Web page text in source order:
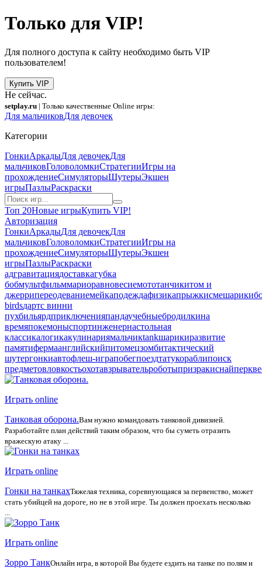
Только для VIP!
Для полного доступа к сайту необходимо быть VIP
пользователем!
Купить VIP
Не сейчас.
setplay.ru | Только качественные Online игры:
Для мальчиковДля девочек
Категории
ГонкиАркадыДля девочекДля
мальчиковГоловоломкиСтратегииИгры на
прохождениеСимуляторыШутерыЭкшен
игрыПазлыРаскраски
Топ 20Новые игрыКупить VIP!
Авторизация
ГонкиАркадыДля девочекДля
мальчиковГоловоломкиСтратегииИгры на
прохождениеСимуляторыШутерыЭкшен
игрыПазлыРаскраски
адгравитациядоставкагубка
бобмультфильммариоравновесиемототанчикитом и
джеррипереодеваниемейкаподеждафизикапрыжкисмешарики
birdsдартс винни
пухбильярдприключенияпандаучебныебродилкина
времяпокемоныспортинженернастольная
классикалогикакулинариямальчикtankшарикиразвитие
памятифермаанглийскийпитомецзомбитактический
шутергонкиавтофлеш-играпобегпоездтатукораблипоиск
предметовловкостьохотавзрывательроботыпризракиснайпер
Играть online
Танковая оборона.Вам нужно командовать танковой дивизией.
Разработайте план действий таким образом, что бы суметь отразить
вражескую атаку ...
Играть online
Гонки на танкахТяжелая техника, соревнующаяся за первенство, может
стать убийцей на дороге, но не в этой игре. Ты должен проехать несколько
Играть online
Зорро ТанкОнлайн игра, в которой Вы будете ездить на танке по полям и